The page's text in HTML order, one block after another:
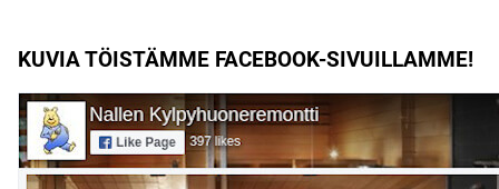
KUVIA TÖISTÄMME FACEBOOK-SIVUILLAMME!